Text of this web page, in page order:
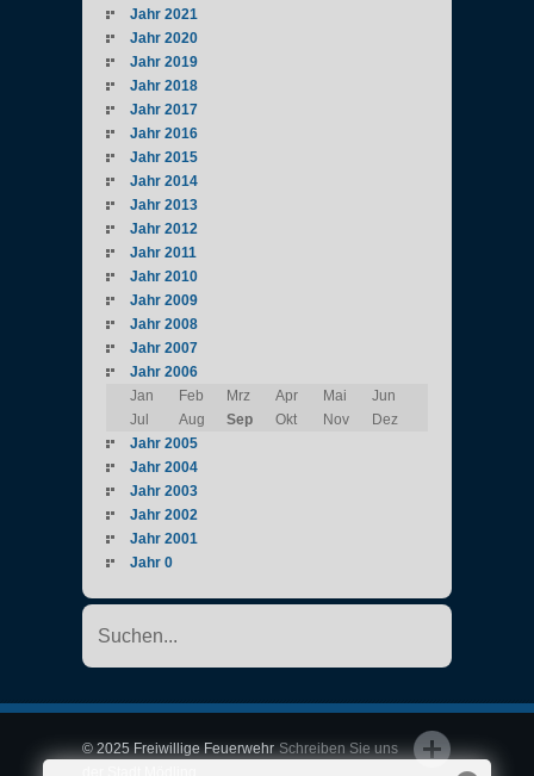
Jahr 2021
Jahr 2020
Jahr 2019
Jahr 2018
Jahr 2017
Jahr 2016
Jahr 2015
Jahr 2014
Jahr 2013
Jahr 2012
Jahr 2011
Jahr 2010
Jahr 2009
Jahr 2008
Jahr 2007
Jahr 2006
Jan
Feb Mrz Apr Mai
Jun
Jul
Aug Sep Okt Nov
Dez
Jahr 2005
Jahr 2004
Jahr 2003
Jahr 2002
Jahr 2001
Jahr 0
Schreiben Sie uns
© 2025 Freiwillige Feuerwehr